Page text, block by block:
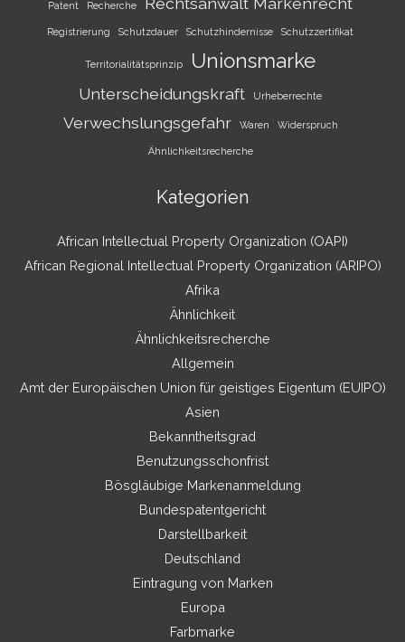
Patent Recherche
Registrierung Schutzdauer Schutzhindernisse Schutzzertifikat
Territorialitätsprinzip Unionsmarke
Unterscheidungskraft Urheberrechte
Verwechslungsgefahr Waren Widerspruch
Ähnlichkeitsrecherche
Kategorien
African Intellectual Property Organization (OAPI)
African Regional Intellectual Property Organization (ARIPO)
Afrika
Ähnlichkeit
Ähnlichkeitsrecherche
Allgemein
Amt der Europäischen Union für geistiges Eigentum (EUIPO)
Asien
Bekanntheitsgrad
Benutzungsschonfrist
Bösgläubige Markenanmeldung
Bundespatentgericht
Darstellbarkeit
Deutschland
Eintragung von Marken
Europa
Farbmarke